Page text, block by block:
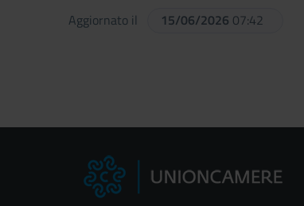
Aggiornato il 15/06/2026 07:42